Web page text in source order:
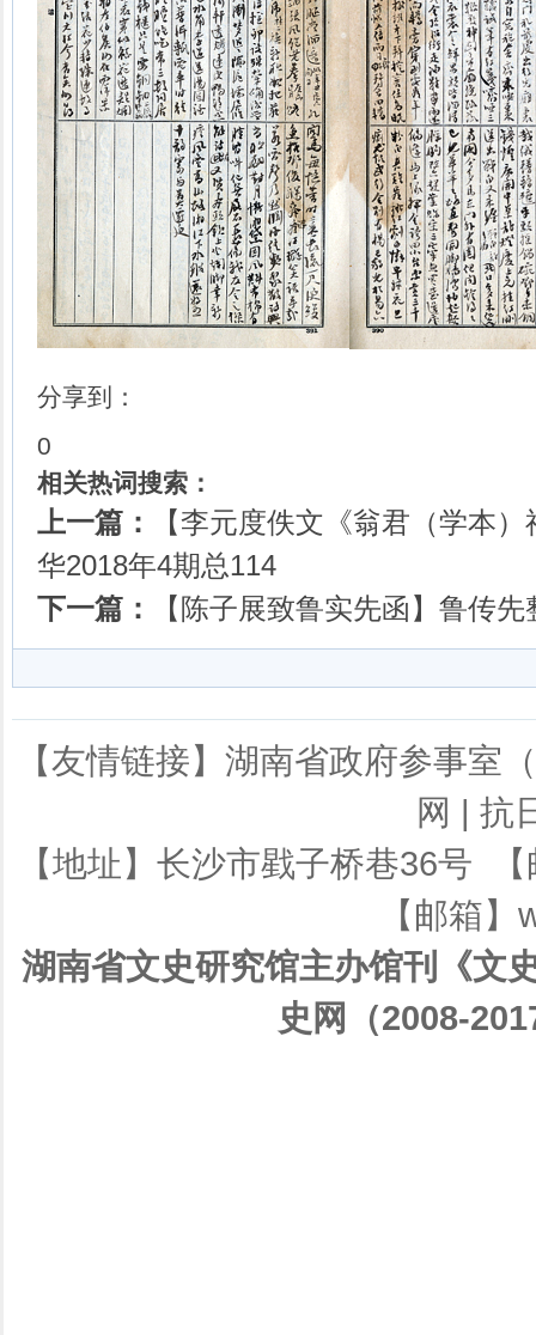
分享到：
0
相关热词搜索：
上一篇：
【李元度佚文《翁君（学本
华2018年4期总114
下一篇：
【陈子展致鲁实先函】鲁传
【友情链接】 湖南省政府参事室
网 | 抗
【地址】长沙市戥子桥巷36号
【邮箱
湖南省文史研究馆主办馆刊《文
史网（2008-